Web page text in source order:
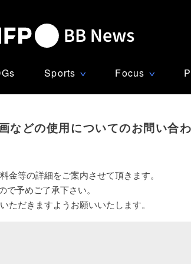
Sports ∨ Focus ∨
などの使用についてのお問い合
金等の詳細をご案内させて頂きます。
で予めご了承下さい。
ただきますようお願いいたします。